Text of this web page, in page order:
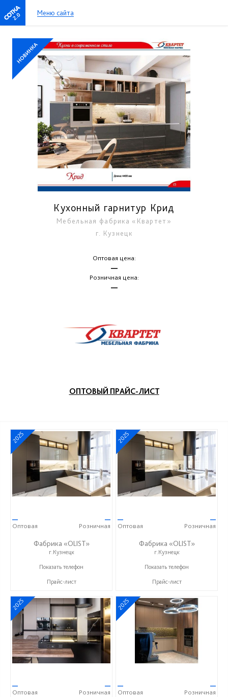
2.0 Меню сайта
Кухонный гарнитур Крид
Мебельная фабрика «Квартет»
г. Кузнецк
Оптовая цена:
—
Розничная цена:
—
ОПТОВЫЙ ПРАЙС-ЛИСТ
2025
—
Оптовая
—
Розничная
Фабрика «OLIST»
г.Кузнецк
+7 937 412 77 79
Показать телефон
Прайс-лист
2025
—
Оптовая
—
Розничная
Фабрика «OLIST»
г.Кузнецк
+7 937 412 77 79
Показать телефон
Прайс-лист
2025
—
Оптовая
—
Розничная
2025
—
Оптовая
—
Розничная